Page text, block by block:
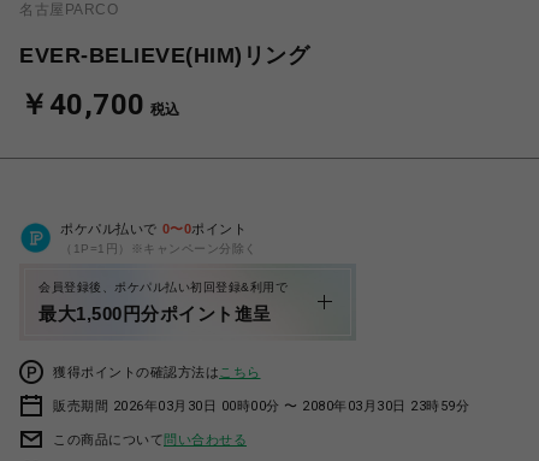
名古屋PARCO
EVER-BELIEVE(HIM)リング
￥40,700 税込
ポケパル払いで 0〜0ポイント
（1P=1円）※キャンペーン分除く
会員登録後、ポケパル払い初回登録&利用で
最大1,500円分ポイント進呈
獲得ポイントの確認方法は こちら
販売期間 2026年03月30日 00時00分 〜 2080年03月30日 23時59分
この商品について問い合わせる